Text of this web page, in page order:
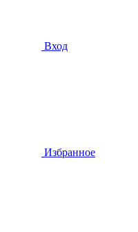
Вход
Избранное